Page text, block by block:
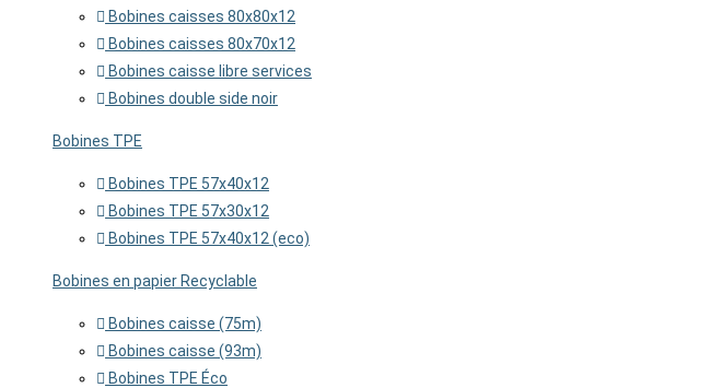
Bobines caisses 80x80x12
Bobines caisses 80x70x12
Bobines caisse libre services
Bobines double side noir
Bobines TPE
Bobines TPE 57x40x12
Bobines TPE 57x30x12
Bobines TPE 57x40x12 (eco)
Bobines en papier Recyclable
Bobines caisse (75m)
Bobines caisse (93m)
Bobines TPE Éco